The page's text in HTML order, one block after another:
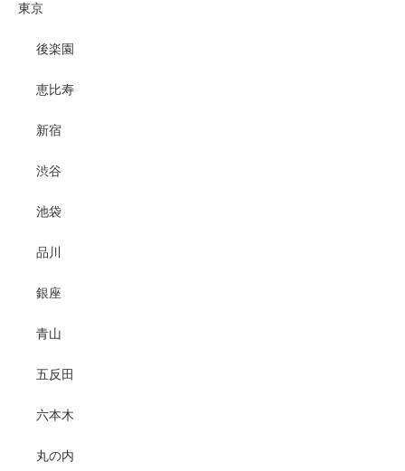
東京
後楽園
恵比寿
新宿
渋谷
池袋
品川
銀座
青山
五反田
六本木
丸の内